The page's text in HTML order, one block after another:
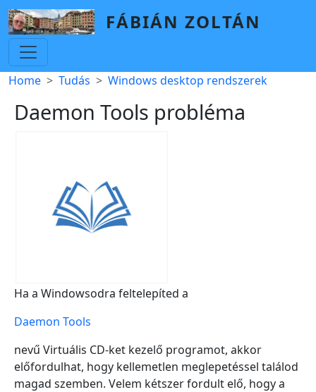
Skip to main content
FÁBIÁN ZOLTÁN
Breadcrumb
Home Tudás Windows desktop rendszerek
Daemon Tools probléma
Ha a Windowsodra feltelepíted a
Daemon Tools
nevű Virtuális CD-ket kezelő programot, akkor
előfordulhat, hogy kellemetlen meglepetéssel találod
magad szemben. Velem kétszer fordult elő, hogy a